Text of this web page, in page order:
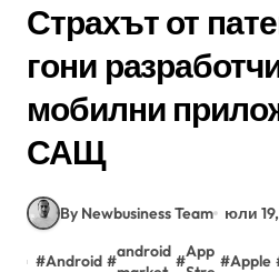
Страхът от
гони
мобилни
САЩ
By Newbusiness Team юли
#Android #
android
#
App
#Apple